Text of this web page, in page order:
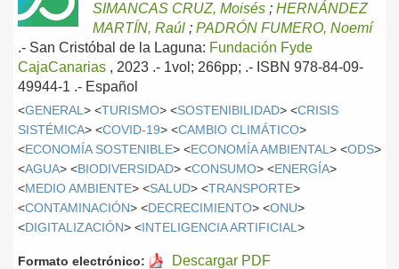
SIMANCAS CRUZ, Moisés ; HERNÁNDEZ
MARTÍN, Raúl ; PADRÓN FUMERO, Noemí
.- San Cristóbal de la Laguna: Fundación Fyde
CajaCanarias , 2023 .- 1vol; 266pp; .- ISBN 978-84-09-
49944-1 .- Español
<GENERAL > <TURISMO> <SOSTENIBILIDAD> <CRISIS
SISTÉMICA> <COVID-19> <CAMBIO CLIMÁTICO>
<ECONOMÍA SOSTENIBLE> <ECONOMÍA AMBIENTAL > <ODS>
<AGUA> <BIODIVERSIDAD> <CONSUMO> <ENERGÍA>
<MEDIO AMBIENTE> <SALUD> <TRANSPORTE>
<CONTAMINACIÓN> <DECRECIMIENTO> <ONU>
<DIGITALIZACIÓN> <INTELIGENCIA ARTIFICIAL >
Formato electrónico: Descargar PDF